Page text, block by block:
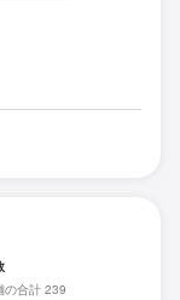
の合計 239